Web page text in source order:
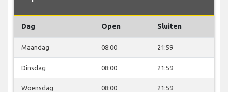
Dag Open Sluiten
Maandag 08:00 21:59
Dinsdag 08:00 21:59
Woensdag 08:00 21:59